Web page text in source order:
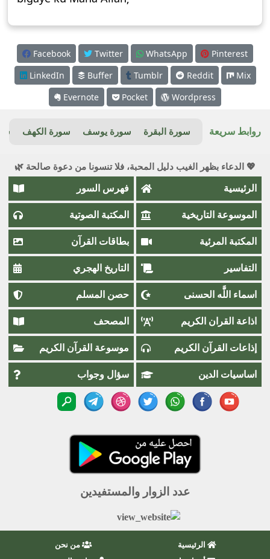
Facebook Twitter WhatsApp
Pinterest
LinkedIn
Buffer Tumblr Reddit
Mix
Evernote
Pocket Wordpress
روابط سريعة سورة البقرة سورة يوسف سورة الكهف
💖 الدعاء بظهر الغيب دليل المحبة، فلا تنسونا من دعوة صالحة 🌿
الرئيسية فهرس السور
الموسوعة التاريخية المكتبة الصوتية
المكتبة المرئية بطاقات القرآن
التفاسير التاريخ الهجري
اسماء اللَّٰه الحسنى حصن المسلم
اذاعة القران الكريم المصحف
إذاعات القرآن الكريم موسوعة القرآن الكريم
اساسيات الدين سؤال وجواب
عدد الزوار والمستفيدين
الرئيسية
من نحن